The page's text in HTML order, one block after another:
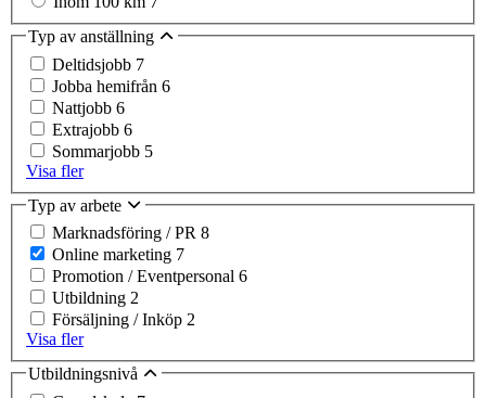
Typ av anställning
Deltidsjobb 7
Jobba hemifrån 6
Nattjobb 6
Extrajobb 6
Sommarjobb 5
Visa fler
Typ av arbete
Marknadsföring / PR 8
Online marketing 7
Promotion / Eventpersonal 6
Utbildning 2
Försäljning / Inköp 2
Visa fler
Utbildningsnivå